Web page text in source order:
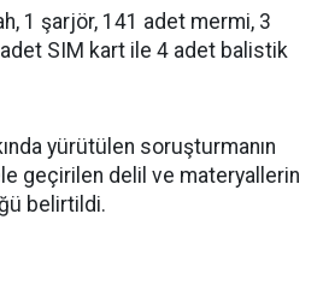
1 şarjör, 141 adet mermi, 3
SIM kart ile 4 adet balistik
yürütülen soruşturmanın
geçirilen delil ve materyallerin
belirtildi.